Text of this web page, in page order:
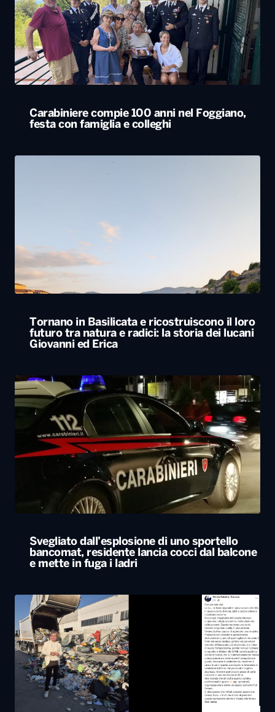
Carabiniere compie 100 anni nel Foggiano,
festa con famiglia e colleghi
Tornano in Basilicata e ricostruiscono il loro
futuro tra natura e radici: la storia dei lucani
Giovanni ed Erica
Svegliato dall’esplosione di uno sportello
bancomat, residente lancia cocci dal balcone
e mette in fuga i ladri